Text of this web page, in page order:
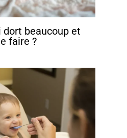
dort beaucoup et
faire ?